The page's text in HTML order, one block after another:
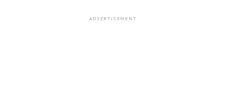
ADVERTISEMENT